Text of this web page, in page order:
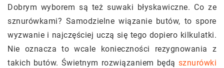
Dobrym wyborem są też suwaki błyskawiczne. Co ze
sznurówkami? Samodzielne wiązanie butów, to spore
wyzwanie i najczęściej uczą się tego dopiero kilkulatki.
Nie oznacza to wcale konieczności rezygnowania z
takich butów. Świetnym rozwiązaniem będą sznurówki